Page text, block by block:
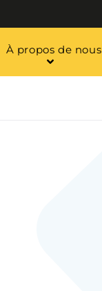
À propos de nous